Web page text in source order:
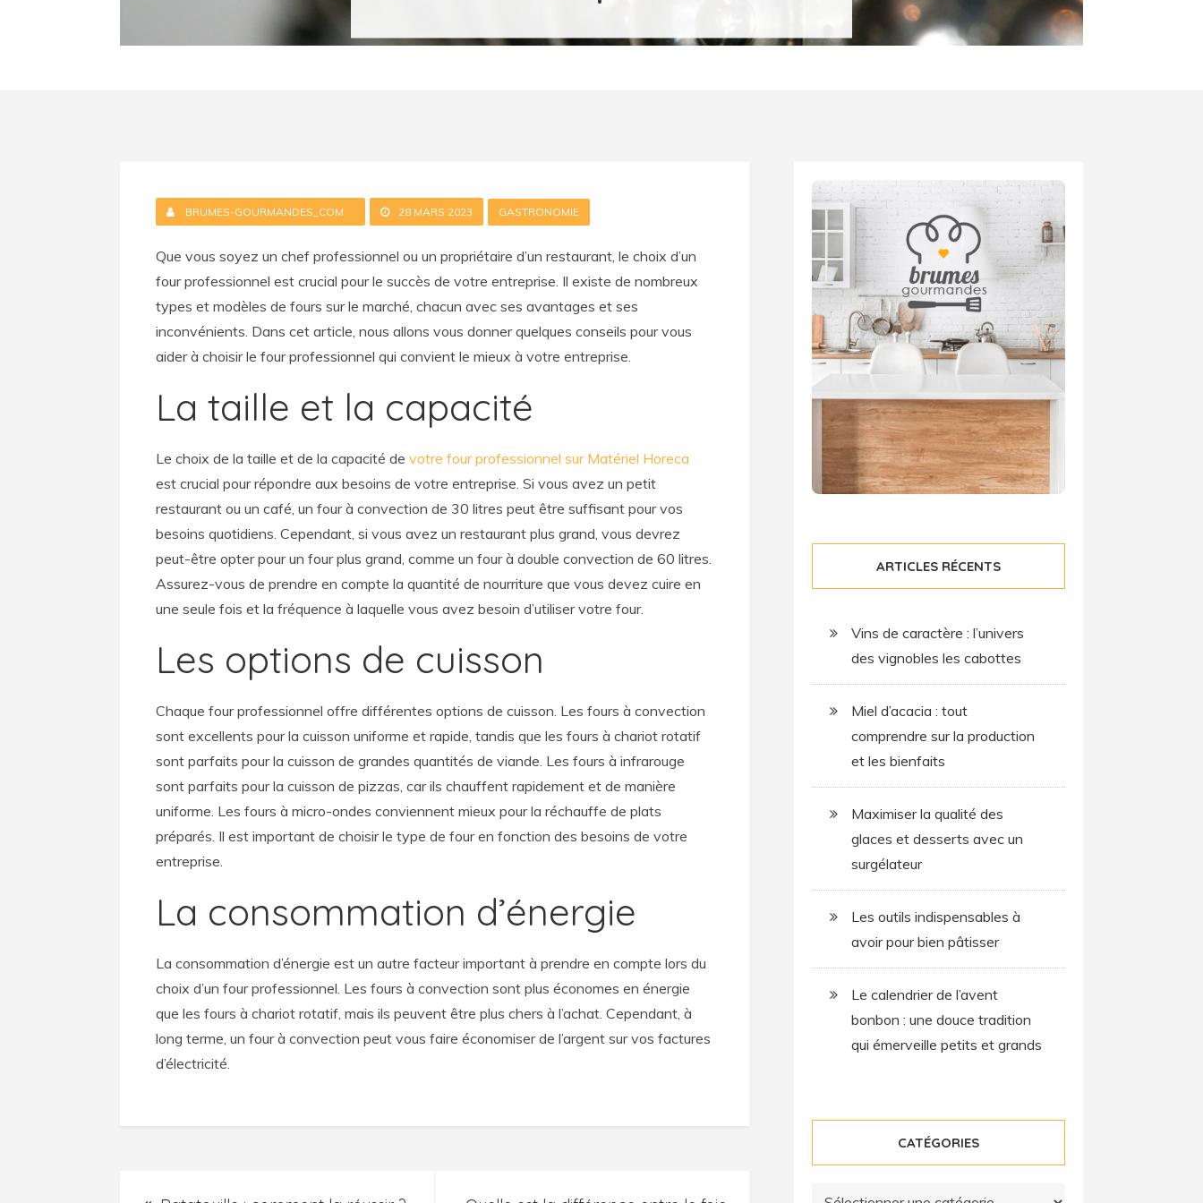
BRUMES-GOURMANDES_COM 28 MARS 2023 GASTRONOMIE
Que vous soyez un chef professionnel ou un propriétaire d’un restaurant, le choix d’un
four professionnel est crucial pour le succès de votre entreprise. Il existe de nombreux
types et modèles de fours sur le marché, chacun avec ses avantages et ses
inconvénients. Dans cet article, nous allons vous donner quelques conseils pour vous
aider à choisir le four professionnel qui convient le mieux à votre entreprise.
La taille et la capacité
Le choix de la taille et de la capacité devotre four professionnel sur Matériel Horeca
est crucial pour répondre aux besoins de votre entreprise. Si vous avez un petit
restaurant ou un café, un four à convection de 30 litres peut être suffisant pour vos
besoins quotidiens. Cependant, si vous avez un restaurant plus grand, vous devrez
peut-être opter pour un four plus grand, comme un four à double convection de 60 litres.
Assurez-vous de prendre en compte la quantité de nourriture que vous devez cuire en
une seule fois et la fréquence à laquelle vous avez besoin d’utiliser votre four.
Les options de cuisson
Chaque four professionnel offre différentes options de cuisson. Les fours à convection
sont excellents pour la cuisson uniforme et rapide, tandis que les fours à chariot rotatif
sont parfaits pour la cuisson de grandes quantités de viande. Les fours à infrarouge
sont parfaits pour la cuisson de pizzas, car ils chauffent rapidement et de manière
uniforme. Les fours à micro-ondes conviennent mieux pour la réchauffe de plats
préparés. Il est important de choisir le type de four en fonction des besoins de votre
entreprise.
La consommation d’énergie
La consommation d’énergie est un autre facteur important à prendre en compte lors du
choix d’un four professionnel. Les fours à convection sont plus économes en énergie
que les fours à chariot rotatif, mais ils peuvent être plus chers à l’achat. Cependant, à
long terme, un four à convection peut vous faire économiser de l’argent sur vos factures
d’électricité.
Navigation
ARTICLES RÉCENTS
Vins de caractère : l’univers
des vignobles les cabottes
Miel d’acacia : tout
comprendre sur la production
et les bienfaits
Maximiser la qualité des
glaces et desserts avec un
surgélateur
Les outils indispensables à
avoir pour bien pâtisser
Le calendrier de l’avent
bonbon : une douce tradition
qui émerveille petits et grands
CATÉGORIES
Catégories